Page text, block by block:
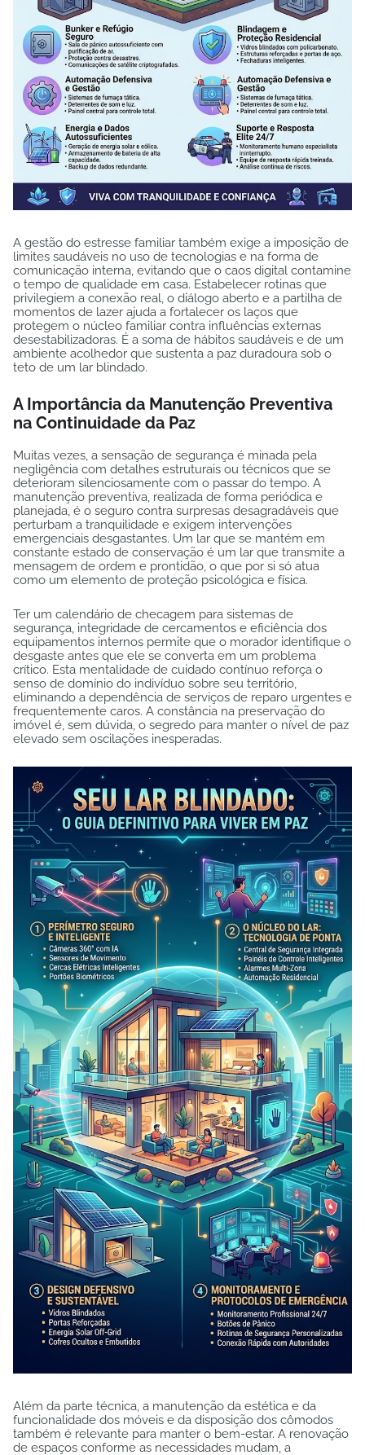
A gestão do estresse familiar também exige a imposição de
limites saudáveis no uso de tecnologias e na forma de
comunicação interna, evitando que o caos digital contamine
o tempo de qualidade em casa. Estabelecer rotinas que
privilegiem a conexão real, o diálogo aberto e a partilha de
momentos de lazer ajuda a fortalecer os laços que
protegem o núcleo familiar contra influências externas
desestabilizadoras. É a soma de hábitos saudáveis e de um
ambiente acolhedor que sustenta a paz duradoura sob o
teto de um lar blindado.
A Importância da Manutenção Preventiva
na Continuidade da Paz
Muitas vezes, a sensação de segurança é minada pela
negligência com detalhes estruturais ou técnicos que se
deterioram silenciosamente com o passar do tempo. A
manutenção preventiva, realizada de forma periódica e
planejada, é o seguro contra surpresas desagradáveis que
perturbam a tranquilidade e exigem intervenções
emergenciais desgastantes. Um lar que se mantém em
constante estado de conservação é um lar que transmite a
mensagem de ordem e prontidão, o que por si só atua
como um elemento de proteção psicológica e física.
Ter um calendário de checagem para sistemas de
segurança, integridade de cercamentos e eficiência dos
equipamentos internos permite que o morador identifique o
desgaste antes que ele se converta em um problema
crítico. Esta mentalidade de cuidado contínuo reforça o
senso de domínio do indivíduo sobre seu território,
eliminando a dependência de serviços de reparo urgentes e
frequentemente caros. A constância na preservação do
imóvel é, sem dúvida, o segredo para manter o nível de paz
elevado sem oscilações inesperadas.
Além da parte técnica, a manutenção da estética e da
funcionalidade dos móveis e da disposição dos cômodos
também é relevante para manter o bem-estar. A renovação
de espaços conforme as necessidades mudam, a